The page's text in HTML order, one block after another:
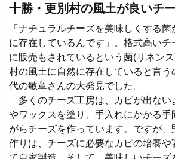
十勝・更別村の風土が良いチ
「ナチュラルチーズを美味しくする
に存在しているんです」。格式高いチ
に販売もされているという菌(リネン
村の風土に自然に存在していると言う
代の敏章さんの大発見でした。
多くのチーズ工房は、カビが出ない
やワックスを塗り、手入れにかかる手
がらチーズを作っています。ですが
作りは、チーズに必要なカビの培養や